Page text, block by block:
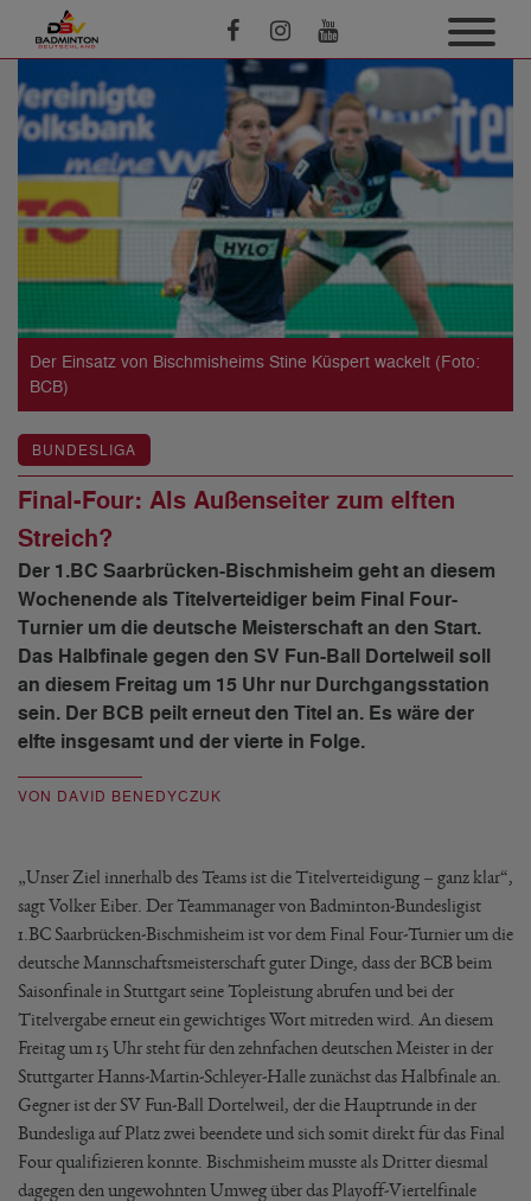
Der Einsatz von Bischmisheims Stine Küspert wackelt (Foto:
BCB)
BUNDESLIGA
Final-Four: Als Außenseiter zum elften
Streich?
Der 1.BC Saarbrücken-Bischmisheim geht an diesem
Wochenende als Titelverteidiger beim Final Four-
Turnier um die deutsche Meisterschaft an den Start.
Das Halbfinale gegen den SV Fun-Ball Dortelweil soll
an diesem Freitag um 15 Uhr nur Durchgangsstation
sein. Der BCB peilt erneut den Titel an. Es wäre der
elfte insgesamt und der vierte in Folge.
VON DAVID BENEDYCZUK
„Unser Ziel innerhalb des Teams ist die Titelverteidigung – ganz klar“,
sagt Volker Eiber. Der Teammanager von Badminton-Bundesligist
1.BC Saarbrücken-Bischmisheim ist vor dem Final Four-Turnier um die
deutsche Mannschaftsmeisterschaft guter Dinge, dass der BCB beim
Saisonfinale in Stuttgart seine Topleistung abrufen und bei der
Titelvergabe erneut ein gewichtiges Wort mitreden wird. An diesem
Freitag um 15 Uhr steht für den zehnfachen deutschen Meister in der
Stuttgarter Hanns-Martin-Schleyer-Halle zunächst das Halbfinale an.
Gegner ist der SV Fun-Ball Dortelweil, der die Hauptrunde in der
Bundesliga auf Platz zwei beendete und sich somit direkt für das Final
Four qualifizieren konnte. Bischmisheim musste als Dritter diesmal
dagegen den ungewohnten Umweg über das Playoff-Viertelfinale